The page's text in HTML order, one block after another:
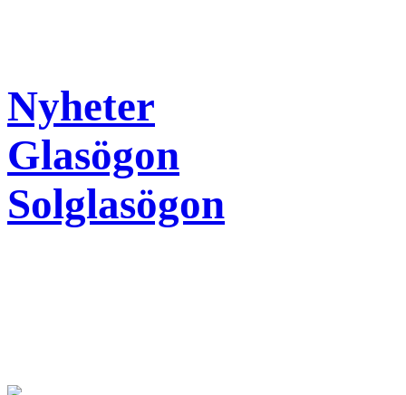
Nyheter
Glasögon
Solglasögon